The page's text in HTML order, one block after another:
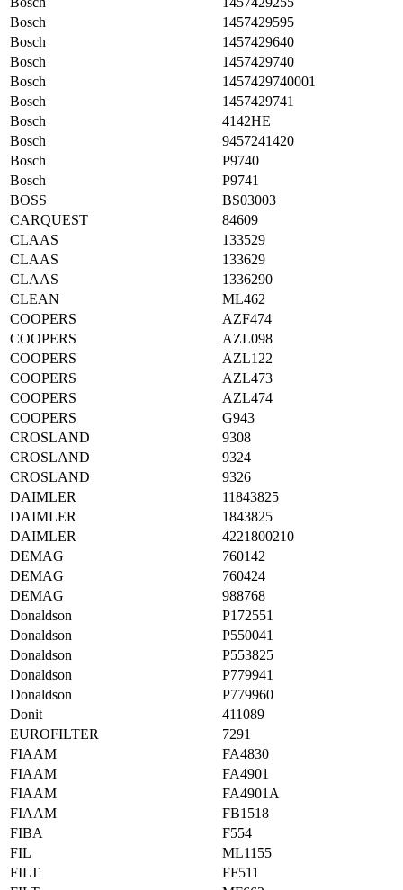
Bosch
1457429595
Bosch
1457429640
Bosch
1457429740
Bosch
1457429740001
Bosch
1457429741
Bosch
4142HE
Bosch
9457241420
Bosch
P9740
Bosch
P9741
BOSS
BS03003
CARQUEST
84609
CLAAS
133529
CLAAS
133629
CLAAS
1336290
CLEAN
ML462
COOPERS
AZF474
COOPERS
AZL098
COOPERS
AZL122
COOPERS
AZL473
COOPERS
AZL474
COOPERS
G943
CROSLAND
9308
CROSLAND
9324
CROSLAND
9326
DAIMLER
11843825
DAIMLER
1843825
DAIMLER
4221800210
DEMAG
760142
DEMAG
760424
DEMAG
988768
Donaldson
P172551
Donaldson
P550041
Donaldson
P553825
Donaldson
P779941
Donaldson
P779960
Donit
411089
EUROFILTER
7291
FIAAM
FA4830
FIAAM
FA4901
FIAAM
FA4901A
FIAAM
FB1518
FIBA
F554
FIL
ML1155
FILT
FF511